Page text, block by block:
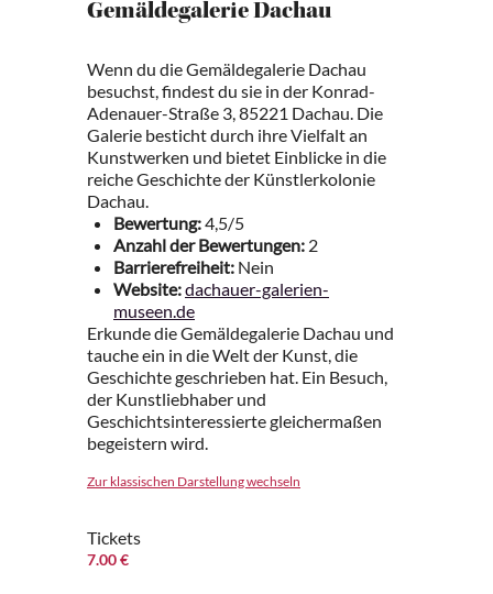
Gemäldegalerie Dachau
Wenn du die Gemäldegalerie Dachau
besuchst, findest du sie in der Konrad-
Adenauer-Straße 3, 85221 Dachau. Die
Galerie besticht durch ihre Vielfalt an
Kunstwerken und bietet Einblicke in die
reiche Geschichte der Künstlerkolonie
Dachau.
Bewertung:4,5/5
Anzahl der Bewertungen: 2
Barrierefreiheit: Nein
Website:dachauer-galerien-
museen.de
Erkunde die Gemäldegalerie Dachau und
tauche ein in die Welt der Kunst, die
Geschichte geschrieben hat. Ein Besuch,
der Kunstliebhaber und
Geschichtsinteressierte gleichermaßen
begeistern wird.
Zur klassischen Darstellung wechseln
Tickets
7.00 €